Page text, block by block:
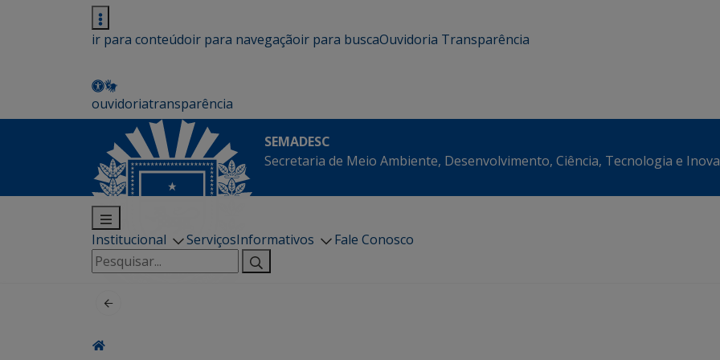
ir para conteúdoir para navegaçãoir para buscaOuvidoria Transparência
ouvidoriatransparência
SEMADESC
Secretaria de Meio Ambiente, Desenvolvimento, Ciência, Tecnologia e
Institucional ServiçosInformativos
Fale Conosco
Pesquisar
por: